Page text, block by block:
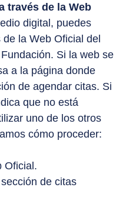
través de la Web
digital, puedes
la Web Oficial del
Si la web se
a la página donde
de agendar citas. Si
que no está
uno de los otros
cómo proceder:
Oficial.
de citas